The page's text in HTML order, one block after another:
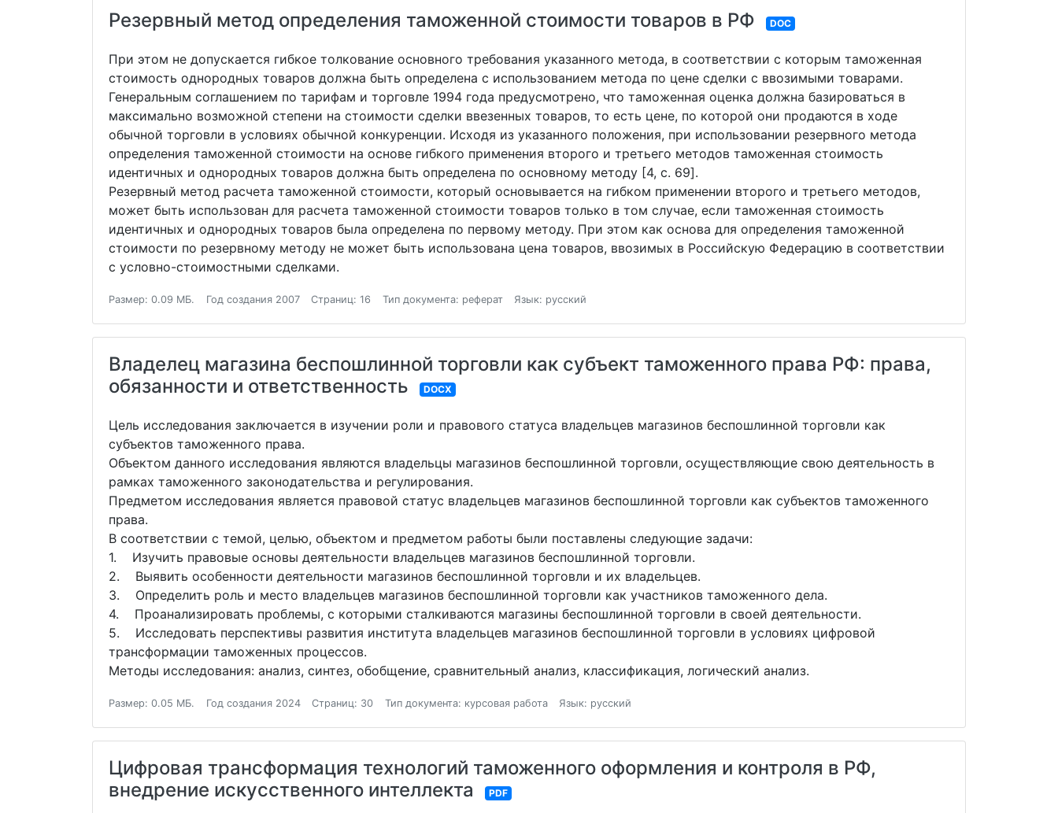
Резервный метод определения таможенной стоимости товаров в РФ DOC
При этом не допускается гибкое толкование основного требования указанного метода, в соответствии с которым таможенная
стоимость однородных товаров должна быть определена с использованием метода по цене сделки с ввозимыми товарами.
Генеральным соглашением по тарифам и торговле 1994 года предусмотрено, что таможенная оценка должна базироваться в
максимально возможной степени на стоимости сделки ввезенных товаров, то есть цене, по которой они продаются в ходе
обычной торговли в условиях обычной конкуренции. Исходя из указанного положения, при использовании резервного метода
определения таможенной стоимости на основе гибкого применения второго и третьего методов таможенная стоимость
идентичных и однородных товаров должна быть определена по основному методу [4, c. 69].
Резервный метод расчета таможенной стоимости, который основывается на гибком применении второго и третьего методов,
может быть использован для расчета таможенной стоимости товаров только в том случае, если таможенная стоимость
идентичных и однородных товаров была определена по первому методу. При этом как основа для определения таможенной
стоимости по резервному методу не может быть использована цена товаров, ввозимых в Российскую Федерацию в соответствии
с условно-стоимостными сделками.
Размер: 0.09 МБ. Год создания 2007 Страниц: 16 Тип документа: реферат Язык: русский
Владелец магазина беспошлинной торговли как субъект таможенного права РФ: права,
обязанности и ответственность
DOCX
Цель исследования заключается в изучении роли и правового статуса владельцев магазинов беспошлинной торговли как
субъектов таможенного права.
Объектом данного исследования являются владельцы магазинов беспошлинной торговли, осуществляющие свою деятельность в
рамках таможенного законодательства и регулирования.
Предметом исследования является правовой статус владельцев магазинов беспошлинной торговли как субъектов таможенного
права.
В соответствии с темой, целью, объектом и предметом работы были поставлены следующие задачи:
1. Изучить правовые основы деятельности владельцев магазинов беспошлинной торговли.
2. Выявить особенности деятельности магазинов беспошлинной торговли и их владельцев.
3. Определить роль и место владельцев магазинов беспошлинной торговли как участников таможенного дела.
4. Проанализировать проблемы, с которыми сталкиваются магазины беспошлинной торговли в своей деятельности.
5. Исследовать перспективы развития института владельцев магазинов беспошлинной торговли в условиях цифровой
трансформации таможенных процессов.
Методы исследования: анализ, синтез, обобщение, сравнительный анализ, классификация, логический анализ.
Размер: 0.05 МБ. Год создания 2024 Страниц: 30 Тип документа: курсовая работа Язык: русский
Цифровая трансформация технологий таможенного оформления и контроля в РФ,
внедрение искусственного интеллекта
PDF